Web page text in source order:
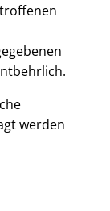
werden